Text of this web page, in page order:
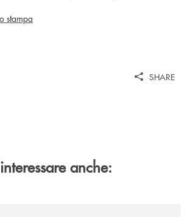
stampa
SHARE
anche: